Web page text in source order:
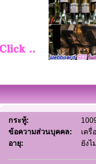
กระทู้:
ข้อความส่วนบุคคล:
เค
อายุ:
ยัง